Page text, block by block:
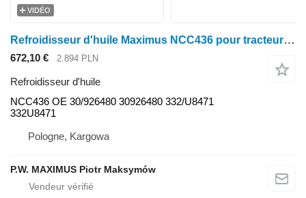
VIDÉO
Refroidisseur d'huile Maximus NCC436 pour tracteur à roues JCB FASTRACK 8250 , 8310 , 8280
672,10 € 2.894 PLN
Refroidisseur d'huile
NCC436 OE 30/926480 30926480 332/U8471
332U8471
Pologne, Kargowa
P.W. MAXIMUS Piotr Maksymów